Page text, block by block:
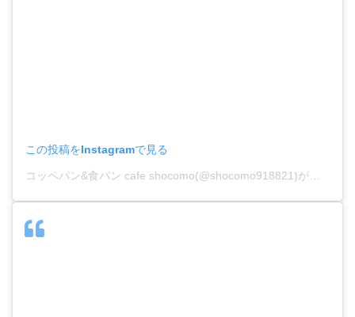
この投稿をInstagramで見る
コッペパン&食パン cafe shocomo(@shocomo918821)がシェアした投稿